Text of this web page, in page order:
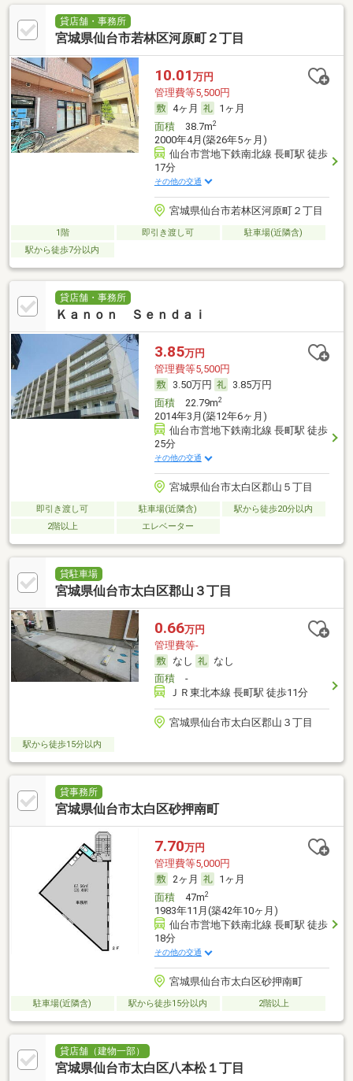
貸店舗・事務所
宮城県仙台市若林区河原町２丁目
10.01 万円
管理費等5,500円
4ヶ月
1ヶ月
面積38.7m2
2000年4月(築26年5ヶ月)
仙台市営地下鉄南北線 長町駅 徒歩
17分
その他の交通
宮城県仙台市若林区河原町２丁目
1階 即引き渡し可
駐車場(近隣含)
駅から徒歩7分以内
貸店舗・事務所
Ｋａｎｏｎ Ｓｅｎｄａｉ
3.85万円
管理費等5,500円
3.50万円
3.85万円
面積22.79m2
2014年3月(築12年6ヶ月)
仙台市営地下鉄南北線 長町駅 徒歩
25分
その他の交通
宮城県仙台市太白区郡山５丁目
即引き渡し可 駐車場(近隣含)
駅から徒歩20分以内
2階以上
エレベーター
貸駐車場
宮城県仙台市太白区郡山３丁目
0.66万円
管理費等-
なし
なし
面積-
ＪＲ東北本線 長町駅 徒歩11分
宮城県仙台市太白区郡山３丁目
駅から徒歩15分以内
貸事務所
宮城県仙台市太白区砂押南町
7.70万円
管理費等5,000円
2ヶ月
1ヶ月
面積47m2
1983年11月(築42年10ヶ月)
仙台市営地下鉄南北線 長町駅 徒歩
18分
その他の交通
宮城県仙台市太白区砂押南町
駐車場(近隣含) 駅から徒歩15分以内 2階以上
貸店舗（建物一部）
宮城県仙台市太白区八本松１丁目